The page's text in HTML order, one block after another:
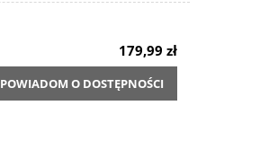
179,99 zł
POWIADOM O DOSTĘPNOŚCI